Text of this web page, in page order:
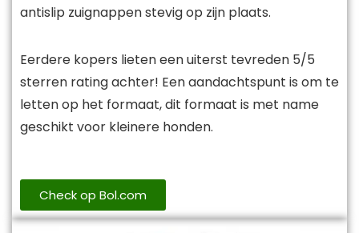
antislip zuignappen stevig op zijn plaats.
Eerdere kopers lieten een uiterst tevreden 5/5
sterren rating achter! Een aandachtspunt is om te
letten op het formaat, dit formaat is met name
geschikt voor kleinere honden.
Check op Bol.com